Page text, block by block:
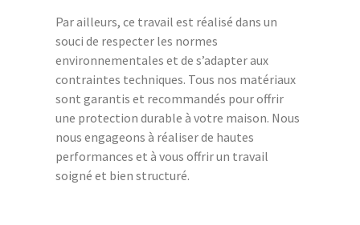
Par ailleurs, ce travail est réalisé dans un
souci de respecter les normes
environnementales et de s’adapter aux
contraintes techniques. Tous nos matériaux
sont garantis et recommandés pour offrir
une protection durable à votre maison. Nous
nous engageons à réaliser de hautes
performances et à vous offrir un travail
soigné et bien structuré.